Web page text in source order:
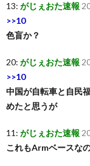
13: がじぇおた速報
>>10
色盲か？
20: がじぇおた速報
>>10
中国が自転車と自民
めたと思うが
11: がじぇおた速報
これもArmベースな